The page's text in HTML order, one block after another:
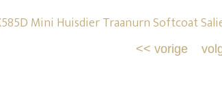
Mini Huisdier Traanurn Softcoat
<< vorige